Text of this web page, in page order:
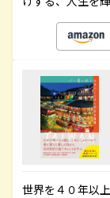
世界を４０年以